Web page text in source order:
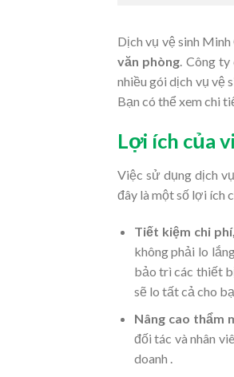
Dịch vụ vệ sinh
văn phòng. Công
nhiều gói dịch vụ vệ
Bạn có thể xem chi
Lợi ích của
Việc sử dụng dịch
đây là một số lợi ích
Tiết kiệm chi
không phải lo
bảo trì các thiết
sẽ lo tất cả cho
Nâng cao thẩm
đối tác và nhân
doanh .